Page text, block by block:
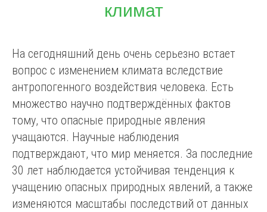
климат
На сегодняшний день очень серьезно встает
вопрос с изменением климата вследствие
антропогенного воздействия человека. Есть
множество научно подтверждённых фактов
тому, что опасные природные явления
учащаются. Научные наблюдения
подтверждают, что мир меняется. За последние
30 лет наблюдается устойчивая тенденция к
учащению опасных природных явлений, а также
изменяются масштабы последствий от данных